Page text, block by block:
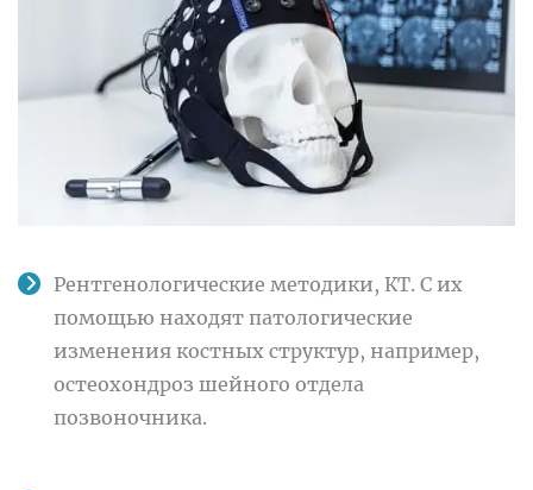
Рентгенологические методики, КТ. С их
помощью находят патологические
изменения костных структур, например,
остеохондроз шейного отдела
позвоночника.